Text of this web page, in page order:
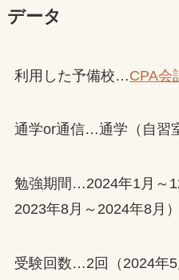
データ
利用した予備校…CPA会
通学or通信…通学（自習
勉強期間…2024年1月～
2023年8月～2024年8月）
受験回数…2回（2024年